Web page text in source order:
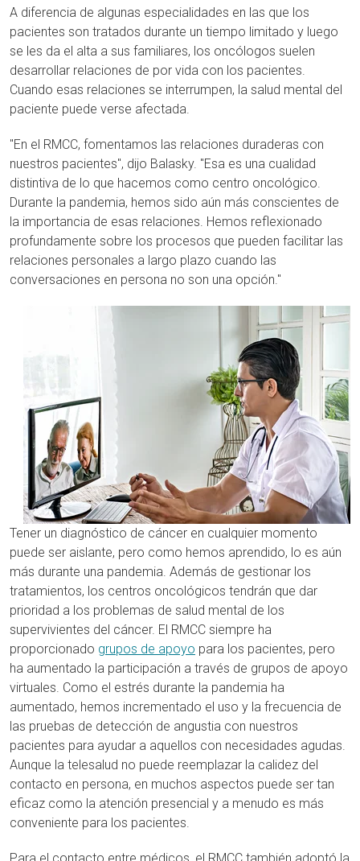
A diferencia de algunas especialidades en las que los
pacientes son tratados durante un tiempo limitado y luego
se les da el alta a sus familiares, los oncólogos suelen
desarrollar relaciones de por vida con los pacientes.
Cuando esas relaciones se interrumpen, la salud mental del
paciente puede verse afectada.
"En el RMCC, fomentamos las relaciones duraderas con
nuestros pacientes", dijo Balasky. "Esa es una cualidad
distintiva de lo que hacemos como centro oncológico.
Durante la pandemia, hemos sido aún más conscientes de
la importancia de esas relaciones. Hemos reflexionado
profundamente sobre los procesos que pueden facilitar las
relaciones personales a largo plazo cuando las
conversaciones en persona no son una opción."
Tener un diagnóstico de cáncer en cualquier momento
puede ser aislante, pero como hemos aprendido, lo es aún
más durante una pandemia. Además de gestionar los
tratamientos, los centros oncológicos tendrán que dar
prioridad a los problemas de salud mental de los
supervivientes del cáncer. El RMCC siempre ha
proporcionado grupos de apoyo para los pacientes, pero
ha aumentado la participación a través de grupos de apoyo
virtuales. Como el estrés durante la pandemia ha
aumentado, hemos incrementado el uso y la frecuencia de
las pruebas de detección de angustia con nuestros
pacientes para ayudar a aquellos con necesidades agudas.
Aunque la telesalud no puede reemplazar la calidez del
contacto en persona, en muchos aspectos puede ser tan
eficaz como la atención presencial y a menudo es más
conveniente para los pacientes.